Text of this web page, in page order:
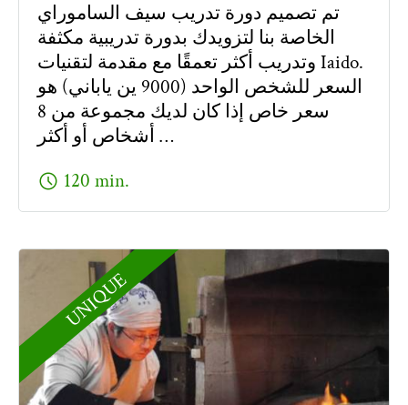
تم تصميم دورة تدريب سيف الساموراي
الخاصة بنا لتزويدك بدورة تدريبية مكثفة
وتدريب أكثر تعمقًا مع مقدمة لتقنيات Iaido.
السعر للشخص الواحد (9000 ين ياباني) هو
سعر خاص إذا كان لديك مجموعة من 8
أشخاص أو أكثر …
schedule 120 min.
UNIQUE